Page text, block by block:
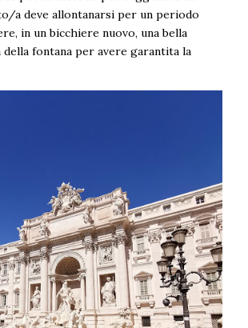
a deve allontanarsi per un periodo
in un bicchiere nuovo, una bella
della fontana per avere garantita la